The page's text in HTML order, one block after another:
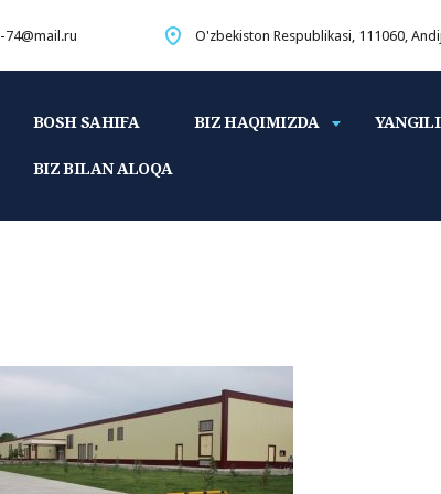
74@mail.ru O'zbekiston Respublikasi, 111060,
BOSH SAHIFA BIZ HAQIMIZDA
BIZ BILAN ALOQA